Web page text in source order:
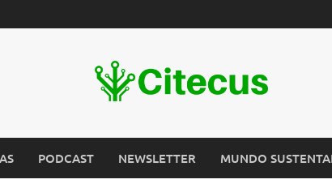
PODCAST NEWSLETTER MUNDO